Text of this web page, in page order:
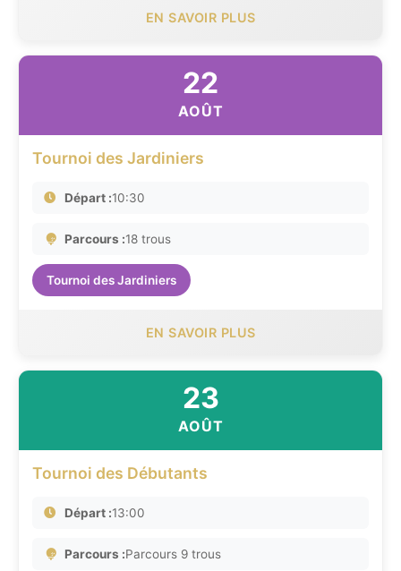
EN SAVOIR PLUS
22
AOÛT
Tournoi des Jardiniers
Départ :10:30
Parcours :18 trous
Tournoi des Jardiniers
EN SAVOIR PLUS
23
AOÛT
Tournoi des Débutants
Départ :13:00
Parcours :Parcours 9 trous